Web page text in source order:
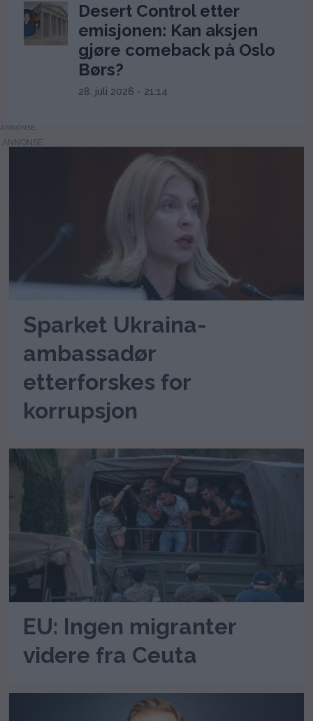
Desert Control etter
emisjonen: Kan aksjen
gjøre comeback på Oslo
Børs?
28. juli 2026 - 21:14
ANNONSE
Sparket Ukraina-
ambassadør
etterforskes for
korrupsjon
EU: Ingen migranter
videre fra Ceuta